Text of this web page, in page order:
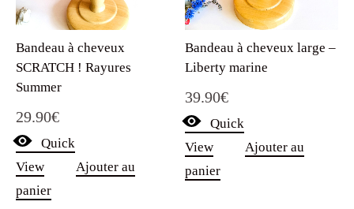
Bandeau à cheveux
SCRATCH ! Rayures
Summer
29.90€
Quick
View
Ajouter au
panier
Bandeau à cheveux large –
Liberty marine
39.90€
Quick
View
Ajouter au
panier